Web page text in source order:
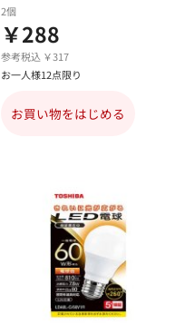
2個
￥288
参考税込 ￥317
お一人様12点限り
お買い物をはじめる